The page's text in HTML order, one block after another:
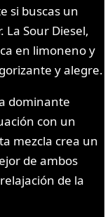
si buscas un
Sour Diesel,
en limoneno y
y alegre.
dominante
con un
mezcla crea un
de ambos
de la